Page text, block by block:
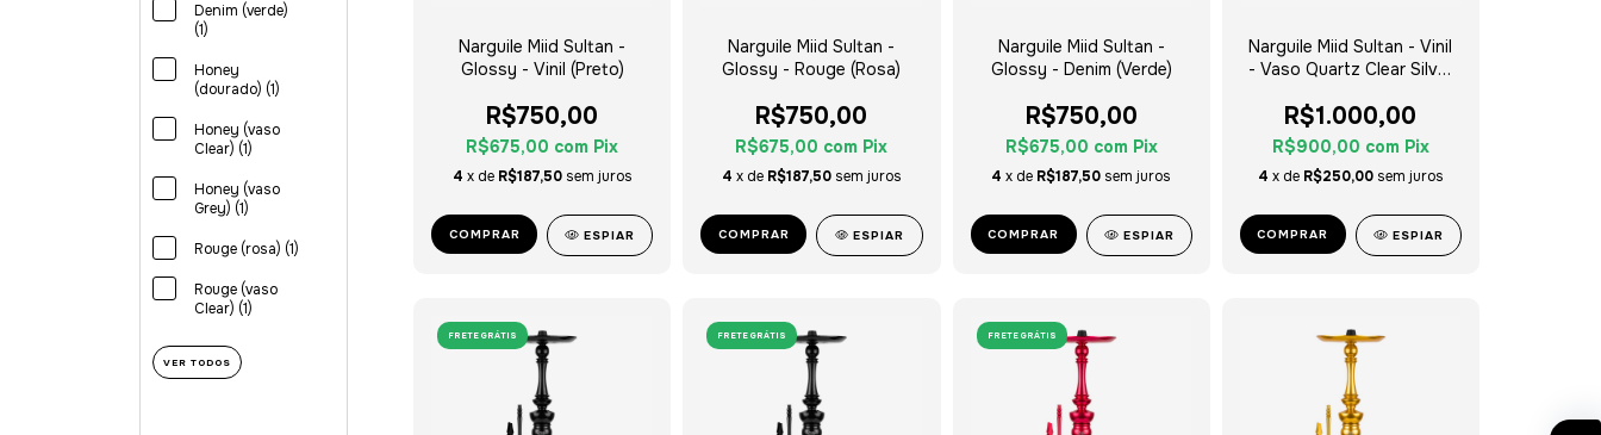
Denim (verde)
(1)
Honey
(dourado) (1)
Honey (vaso
Clear) (1)
Honey (vaso
Grey) (1)
Rouge (rosa) (1)
Rouge (vaso
Clear) (1)
VER TODOS
Narguile Miid Sultan -
Glossy - Vinil (Preto)
R$750,00
R$675,00 com Pix
4 x de R$187,50 sem juros
COMPRAR ESPIAR
Narguile Miid Sultan -
Glossy - Rouge (Rosa)
R$750,00
R$675,00 com Pix
4 x de R$187,50 sem juros
COMPRAR ESPIAR
Narguile Miid Sultan -
Glossy - Denim (Verde)
R$750,00
R$675,00 com Pix
4 x de R$187,50 sem juros
COMPRAR ESPIAR
Narguile Miid Sultan - Vinil
- Vaso Quartz Clear Silver
R$1.000,00
R$900,00 com Pix
4 x de R$250,00 sem juros
COMPRAR ESPIAR
FRETE GRÁTIS FRETE GRÁTIS FRETE GRÁTIS